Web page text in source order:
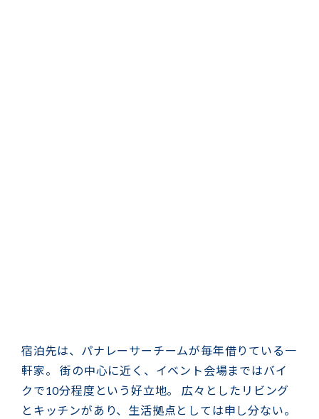
宿泊先は、パナレーサーチームが毎年借りている一
軒家。 街の中心に近く、イベント会場まではバイ
クで10分程度という好立地。 広々としたリビング
とキッチンがあり、生活拠点としては申し分ない。